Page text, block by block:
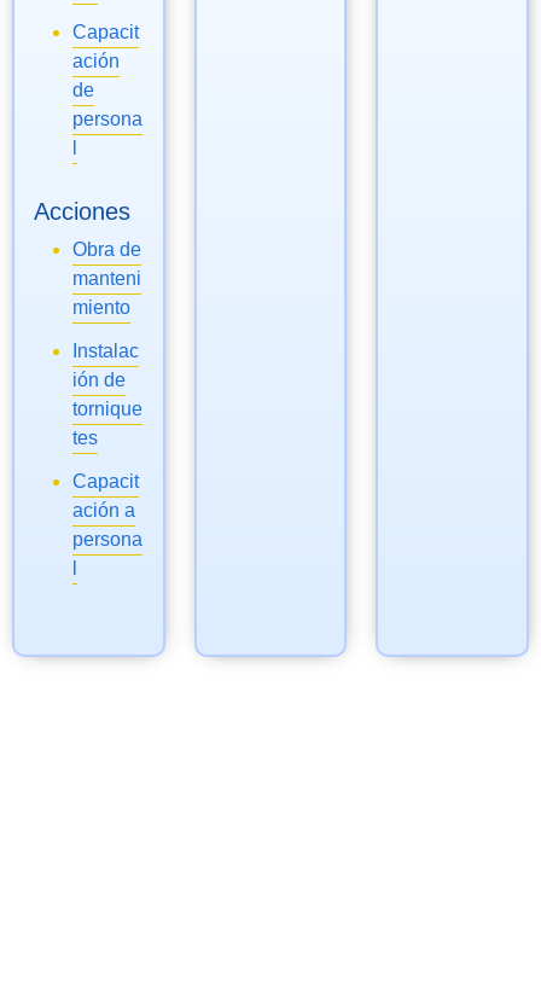
Capacit
ación
de
persona
Acciones
Obra de
manteni
miento
Instalac
ión de
tornique
tes
Capacit
ación a
persona